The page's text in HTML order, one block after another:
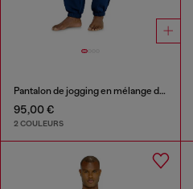
Pantalon de jogging en mélange de coton gratté
95,00 €
2 COULEURS